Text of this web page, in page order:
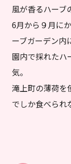
風が香るハーブ
6月から９月に
ーブガーデン内
園内で採れたハ
気。
滝上町の薄荷を
でしか食べられ